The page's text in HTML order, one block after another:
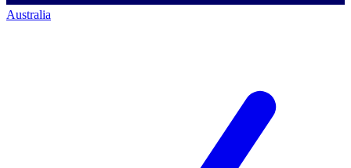
Australia